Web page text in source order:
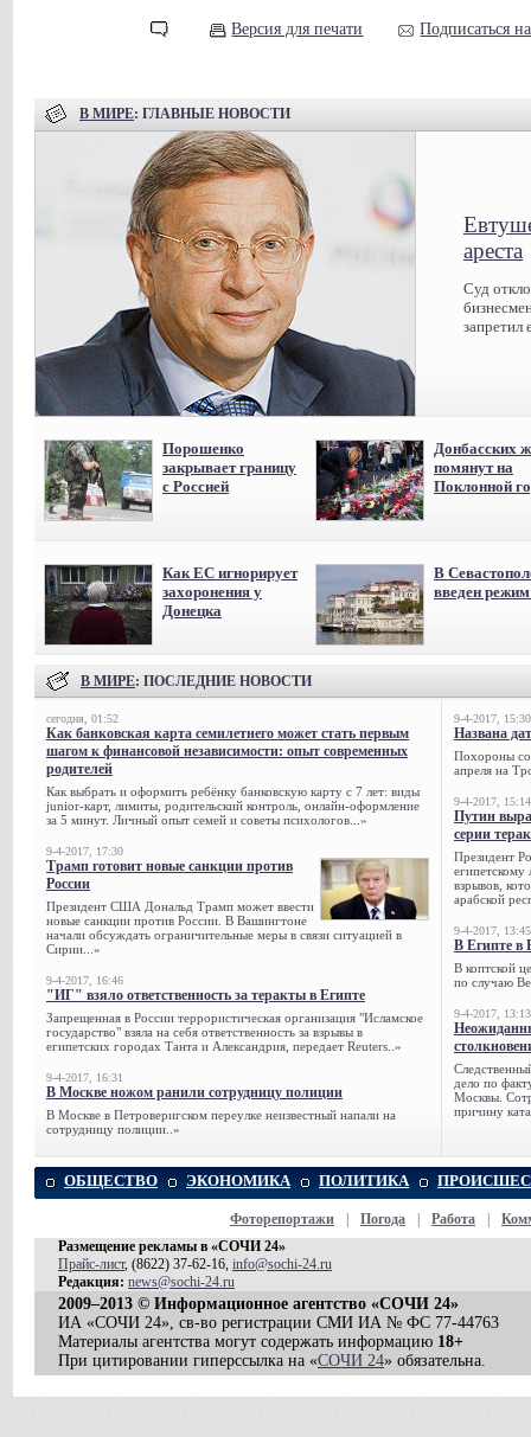
Версия для печати Подписаться
В МИРЕ: ГЛАВНЫЕ НОВОСТИ
ареста
Суд
запретил
Порошенко
закрывает границу
с Россией
Донбасских
помянут на
Поклонной
Как ЕС игнорирует
захоронения у
Донецка
В
введен
В МИРЕ: ПОСЛЕДНИЕ НОВОСТИ
сегодня, 01:52
Как банковская карта семилетнего может стать первым
шагом к финансовой независимости: опыт современных
родителей
Как выбрать и оформить ребёнку банковскую карту с 7 лет: виды
junior-карт, лимиты, родительский контроль, онлайн-оформление
за 5 минут. Личный опыт семей и советы психологов...»
9-4-2017, 17:30
Трамп готовит новые санкции против
России
Президент США Дональд Трамп может ввести
новые санкции против России. В Вашингтоне
начали обсуждать ограничительные меры в связи ситуацией в
Сирии...»
9-4-2017, 16:46
"ИГ" взяло ответственность за теракты в Египте
Запрещенная в России террористическая организация "Исламское
государство" взяла на себя ответственность за взрывы в
египетских городах Танта и Александрия, передает Reuters..»
9-4-2017, 16:31
В Москве ножом ранили сотрудницу полиции
В Москве в Петроверигском переулке неизвестный напали на
сотрудницу полиции..»
9-4-2017, 15:30
Названа
Похороны
апреля на
9-4-2017, 15:14
Путин
серии
Президент
египетскому
взрывов,
арабской
9-4-2017, 13:45
В Египте в
В коптской
по случаю
9-4-2017, 13:13
дело по
Москвы.
причину
ОБЩЕСТВО ЭКОНОМИКА ПОЛИТИКА
Фоторепортажи Погода Работа
Размещение рекламы в «СОЧИ 24»
Прайс-лист, (8622) 37-62-16, info@sochi-24.ru
Редакция: news@sochi-24.ru
2009–2013 © Информационное агентство «СОЧИ 24»
ИА «СОЧИ 24», св-во регистрации СМИ ИА № ФС 77-44763
Материалы агентства могут содержать информацию 18+
При цитировании гиперссылка на «СОЧИ 24» обязательна.